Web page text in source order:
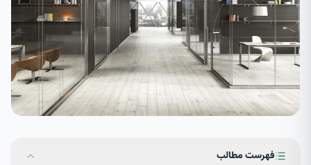
فهرست مطالب